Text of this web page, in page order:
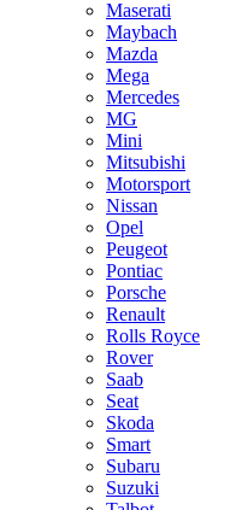
Maserati
Maybach
Mazda
Mega
Mercedes
MG
Mini
Mitsubishi
Motorsport
Nissan
Opel
Peugeot
Pontiac
Porsche
Renault
Rolls Royce
Rover
Saab
Seat
Skoda
Smart
Subaru
Suzuki